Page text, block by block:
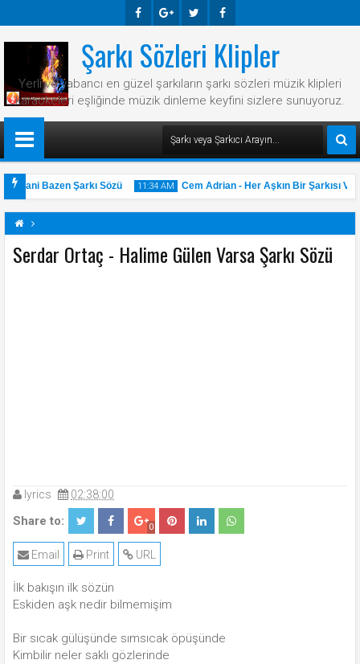
Ook E-
Plus
R Ook
Şarkı Sözleri Klipler
Yerli ve yabancı en güzel şarkıların şarkı sözleri müzik klipleri
karaokeleri eşliğinde müzik dinleme keyfini sizlere sunuyoruz.
- Hani Bazen Şarkı Sözü 11:34 AM Cem Adrian - Her Aşkın Bir Şarkısı Var
Serdar Ortaç - Halime Gülen Varsa Şarkı Sözü
lyrics 02:38:00
Share to: 0
URL
Print
Email
İlk bakışın ilk sözün
Eskiden aşk nedir bilmemişim
Bir sıcak gülüşünde sımsıcak öpüşünde
Kimbilir neler saklı gözlerinde